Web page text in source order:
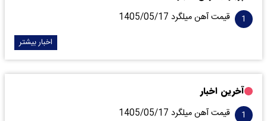
قیمت آهن میلگرد 1405/05/17
اخبار بیشتر
آخرین اخبار
قیمت آهن میلگرد 1405/05/17